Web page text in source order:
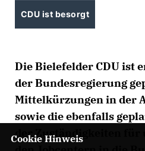
CDU ist besorgt
Die Bielefelder CDU ist
der Bundesregierung
Mittelkürzungen in der
sowie die ebenfalls
der Zuständigkeiten für
Cookie Hinweis